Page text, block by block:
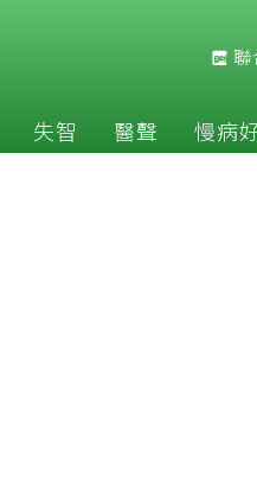
聯
失智 醫聲 慢病